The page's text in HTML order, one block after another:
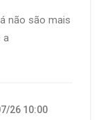
não são mais
a
26 10:00